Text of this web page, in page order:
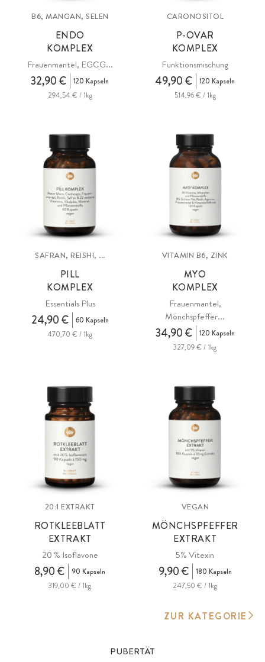
B6, MANGAN, SELEN
ENDO
KOMPLEX
Frauenmantel, EGCG...
32,90 €
120 Kapseln
294,54 € / 1kg
CARONOSITOL
P-OVAR
KOMPLEX
Funktionsmischung
49,90 €
120 Kapseln
514,96 € / 1kg
SAFRAN, REISHI, ...
PILL
KOMPLEX
Essentials Plus
24,90 €
60 Kapseln
470,70 € / 1kg
VITAMIN B6, ZINK
MYO
KOMPLEX
Frauenmantel,
Mönchspfeffer...
34,90 €
120 Kapseln
327,09 € / 1kg
20:1 EXTRAKT
ROTKLEEBLATT
EXTRAKT
20 % Isoflavone
8,90 €
90 Kapseln
319,00 € / 1kg
VEGAN
MÖNCHSPFEFFER
EXTRAKT
5% Vitexin
9,90 €
180 Kapseln
247,50 € / 1kg
ZUR KATEGORIE
PUBERTÄT